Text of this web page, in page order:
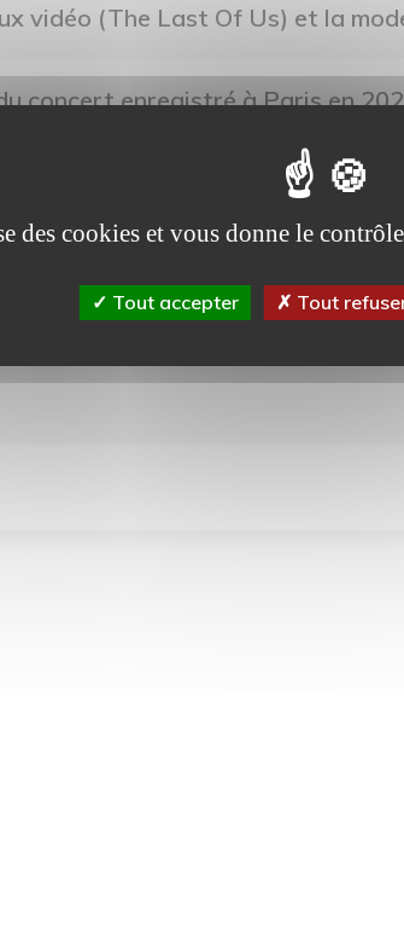
vidéo (The Last Of Us) et la
concert enregistré à Paris en
des cookies et vous donne le
Tout accepter Tout